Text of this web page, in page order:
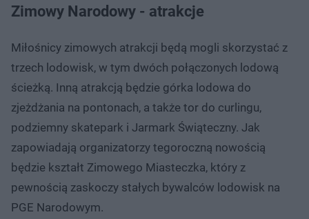
Zimowy Narodowy - atrakcje
Miłośnicy zimowych atrakcji będą mogli skorzystać z
trzech lodowisk, w tym dwóch połączonych lodową
ścieżką. Inną atrakcją będzie górka lodowa do
zjeżdżania na pontonach, a także tor do curlingu,
podziemny skatepark i Jarmark Świąteczny. Jak
zapowiadają organizatorzy tegoroczną nowością
będzie kształt Zimowego Miasteczka, który z
pewnością zaskoczy stałych bywalców lodowisk na
PGE Narodowym.